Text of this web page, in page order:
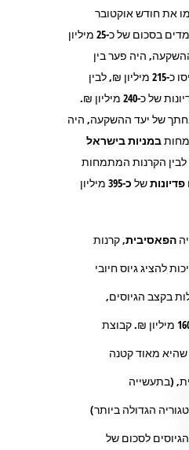
את חודש אוקטובר
בסכום של כ-25 מיליון
היה פער בין
כ-215 מיליון ₪, לבין
של כ-240 מיליון ₪.
של יעד ההשקעה, היה
במניותבישראל
לבין הקרנות המתמחות
פדיונותשל כ-395
מיליון
הפאסיבית, קרנות
להציג גיוס חיובי
בקצב הגיוסים,
מיליון ₪. קבוצת
שהיא מאוד קטנה
(בתעשייה
הגדולה ביותר)
לסכום של